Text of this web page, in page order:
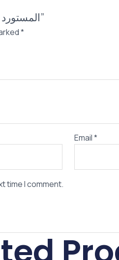
Be the first to review “مفرش من الخشب الــ MDF المستورد”
*
Email*
time I comment.